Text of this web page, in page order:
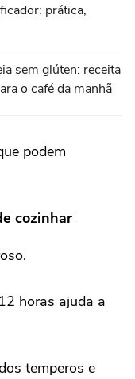
prática,
sem glúten: receita
o café da manhã
podem
cozinhar
horas ajuda a
temperos e